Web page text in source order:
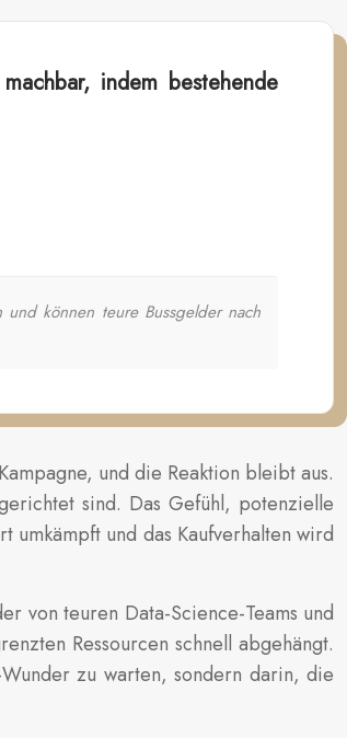
indem bestehende
können teure Bussgelder nach
und die Reaktion bleibt aus.
sind. Das Gefühl, potenzielle
und das Kaufverhalten wird
von teuren Data-Science-Teams und
Ressourcen schnell abgehängt.
zu warten, sondern darin, die